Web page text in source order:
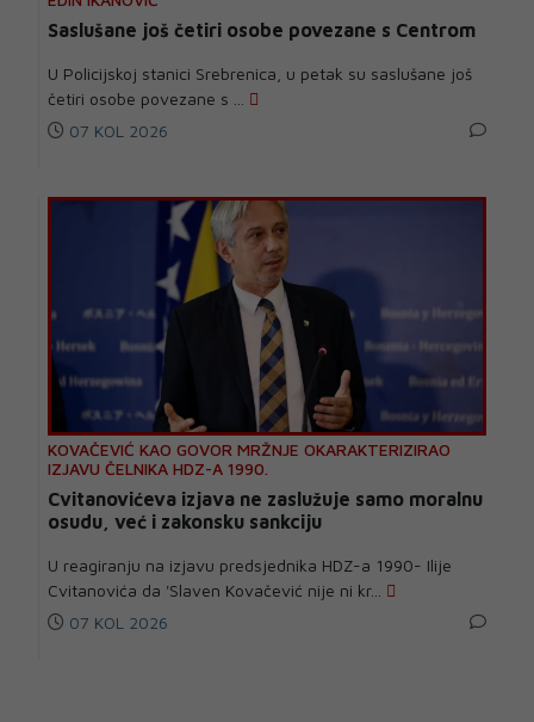
Saslušane još četiri osobe povezane s Centrom
U Policijskoj stanici Srebrenica, u petak su saslušane još
četiri osobe povezane s ...
07 KOL 2026
KOVAČEVIĆ KAO GOVOR MRŽNJE OKARAKTERIZIRAO
IZJAVU ČELNIKA HDZ-A 1990.
Cvitanovićeva izjava ne zaslužuje samo moralnu
osudu, već i zakonsku sankciju
U reagiranju na izjavu predsjednika HDZ-a 1990- Ilije
Cvitanovića da 'Slaven Kovačević nije ni kr...
07 KOL 2026